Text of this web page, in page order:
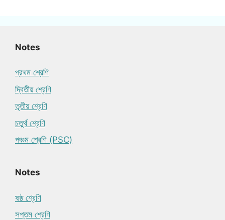
Notes
প্রথম শ্রেণি
দ্বিতীয় শ্রেণি
তৃতীয় শ্রেণি
চতুর্থ শ্রেণি
পঞ্চম শ্রেণি (PSC)
Notes
ষষ্ঠ শ্রেণি
সপ্তম শ্রেণি